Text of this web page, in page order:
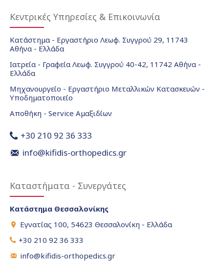
Κεντρικές Υπηρεσίες & Επικοινωνία
Κατάστημα - Εργαστήριο Λεωφ. Συγγρού 29, 11743
Αθήνα - Ελλάδα
Ιατρεία - Γραφεία Λεωφ. Συγγρού 40-42, 11742 Αθήνα -
Ελλάδα
Μηχανουργείο - Εργαστήριο Μεταλλικών Κατασκευών -
Υποδηματοποιείο
Αποθήκη - Service Αμαξιδίων
+30 210 92 36 333
info@kifidis-orthopedics.gr
Καταστήματα - Συνεργάτες
Κατάστημα Θεσσαλονίκης
Εγνατίας 100, 54623 Θεσσαλονίκη - Ελλάδα
+30 210 92 36 333
info@kifidis-orthopedics.gr